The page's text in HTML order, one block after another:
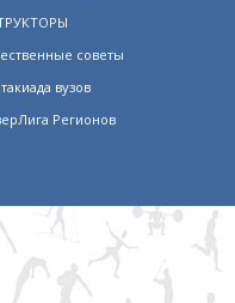
советы
вузов
Регионов